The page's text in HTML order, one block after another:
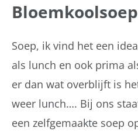
Soep, ik vind het een
als lunch en ook prima
er dan wat overblijft is
weer lunch…. Bij ons
een zelfgemaakte soep